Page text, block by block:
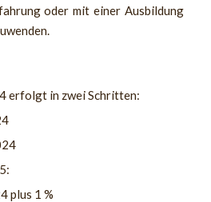
oder mit einer Ausbildung
erfolgt in zwei Schritten:
plus 1 %